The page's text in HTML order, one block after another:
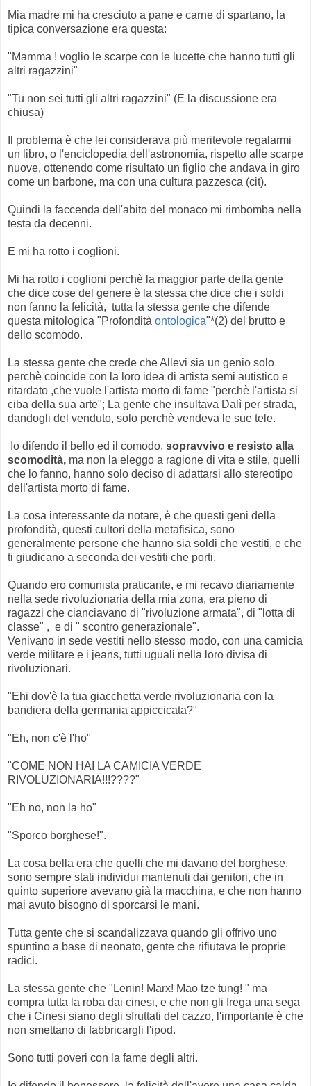
Mia madre mi ha cresciuto a pane e carne di spartano, la
tipica conversazione era questa:
"Mamma ! voglio le scarpe con le lucette che hanno tutti gli
altri ragazzini"
"Tu non sei tutti gli altri ragazzini" (E la discussione era
chiusa)
Il problema è che lei considerava più meritevole regalarmi
un libro, o l'enciclopedia dell'astronomia, rispetto alle scarpe
nuove, ottenendo come risultato un figlio che andava in giro
come un barbone, ma con una cultura pazzesca (cit).
Quindi la faccenda dell'abito del monaco mi rimbomba nella
testa da decenni.
E mi ha rotto i coglioni.
Mi ha rotto i coglioni perchè la maggior parte della gente
che dice cose del genere è la stessa che dice che i soldi
non fanno la felicità, tutta la stessa gente che difende
questa mitologica "Profondità ontologica"*(2) del brutto e
dello scomodo.
La stessa gente che crede che Allevi sia un genio solo
perchè coincide con la loro idea di artista semi autistico e
ritardato ,che vuole l'artista morto di fame "perchè l'artista si
ciba della sua arte"; La gente che insultava Dalì per strada,
dandogli del venduto, solo perchè vendeva le sue tele.
Io difendo il bello ed il comodo, sopravvivo e resisto alla
scomodità, ma non la eleggo a ragione di vita e stile, quelli
che lo fanno, hanno solo deciso di adattarsi allo stereotipo
dell'artista morto di fame.
La cosa interessante da notare, è che questi geni della
profondità, questi cultori della metafisica, sono
generalmente persone che hanno sia soldi che vestiti, e che
ti giudicano a seconda dei vestiti che porti.
Quando ero comunista praticante, e mi recavo diariamente
nella sede rivoluzionaria della mia zona, era pieno di
ragazzi che cianciavano di "rivoluzione armata", di "lotta di
classe" , e di " scontro generazionale".
Venivano in sede vestiti nello stesso modo, con una camicia
verde militare e i jeans, tutti uguali nella loro divisa di
rivoluzionari.
"Ehi dov'è la tua giacchetta verde rivoluzionaria con la
bandiera della germania appiccicata?"
"Eh, non c'è l'ho"
"COME NON HAI LA CAMICIA VERDE
RIVOLUZIONARIA!!!????"
"Eh no, non la ho"
"Sporco borghese!".
La cosa bella era che quelli che mi davano del borghese,
sono sempre stati individui mantenuti dai genitori, che in
quinto superiore avevano già la macchina, e che non hanno
mai avuto bisogno di sporcarsi le mani.
Tutta gente che si scandalizzava quando gli offrivo uno
spuntino a base di neonato, gente che rifiutava le proprie
radici.
La stessa gente che "Lenin! Marx! Mao tze tung! " ma
compra tutta la roba dai cinesi, e che non gli frega una sega
che i Cinesi siano degli sfruttati del cazzo, l'importante è che
non smettano di fabbricargli l'ipod.
Sono tutti poveri con la fame degli altri.